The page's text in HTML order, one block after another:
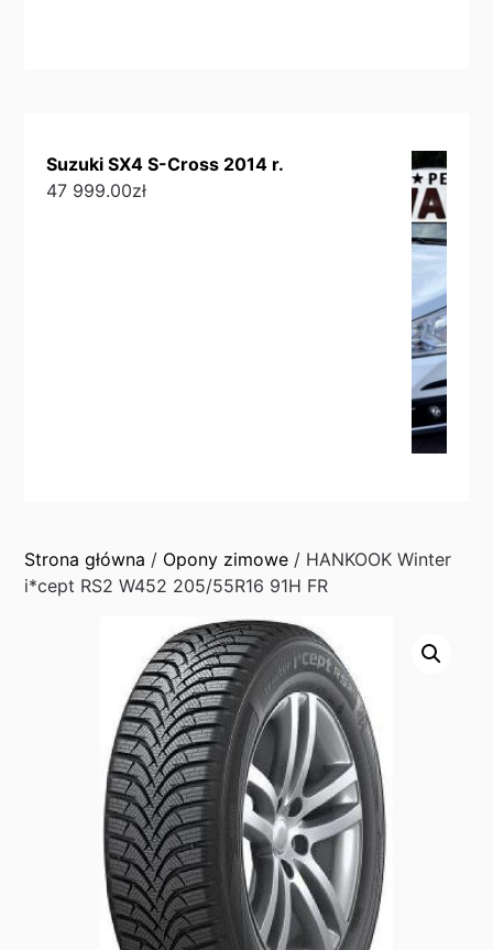
Suzuki SX4 S-Cross 2014 r.
47 999.00zł
Strona główna / Opony zimowe / HANKOOK Winter
i*cept RS2 W452 205/55R16 91H FR